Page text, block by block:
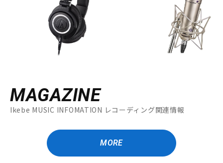
MAGAZINE
Ikebe MUSIC INFOMATION レコーディング関連情報
MORE